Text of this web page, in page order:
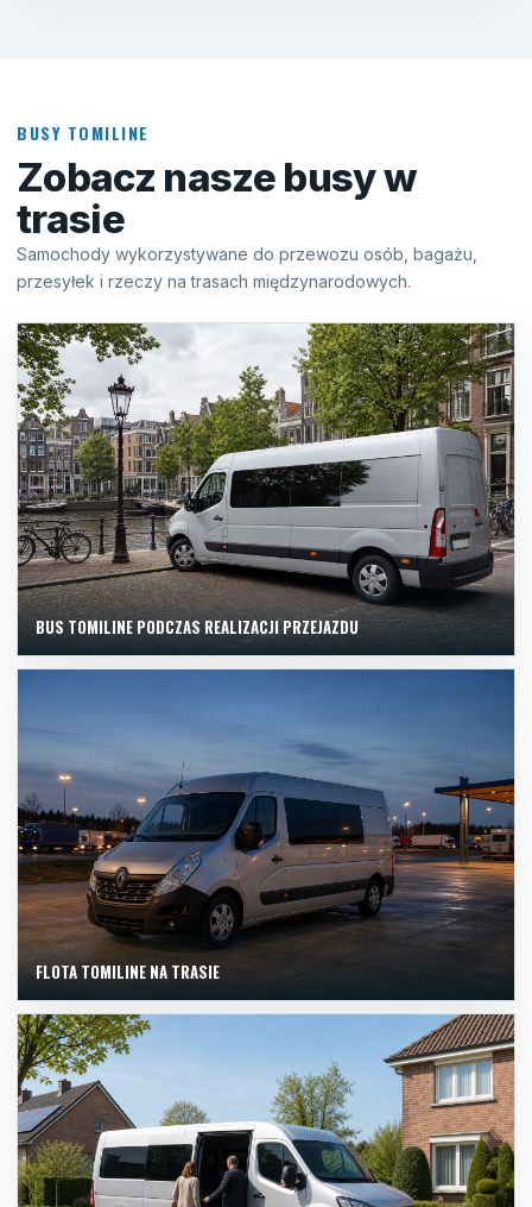
BUSY TOMILINE
Zobacz nasze busy w
trasie
Samochody wykorzystywane do przewozu osób, bagażu,
przesyłek i rzeczy na trasach międzynarodowych.
BUS TOMILINE PODCZAS REALIZACJI PRZEJAZDU
FLOTA TOMILINE NA TRASIE